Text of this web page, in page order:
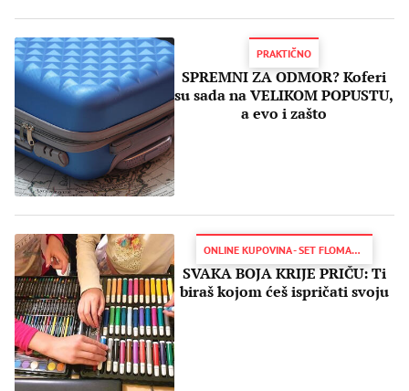
PRAKTIČNO
SPREMNI ZA ODMOR? Koferi
su sada na VELIKOM POPUSTU,
a evo i zašto
ONLINE KUPOVINA - SET FLOMASTERA I BOJICA ZA DECU
SVAKA BOJA KRIJE PRIČU: Ti
biraš kojom ćeš ispričati svoju